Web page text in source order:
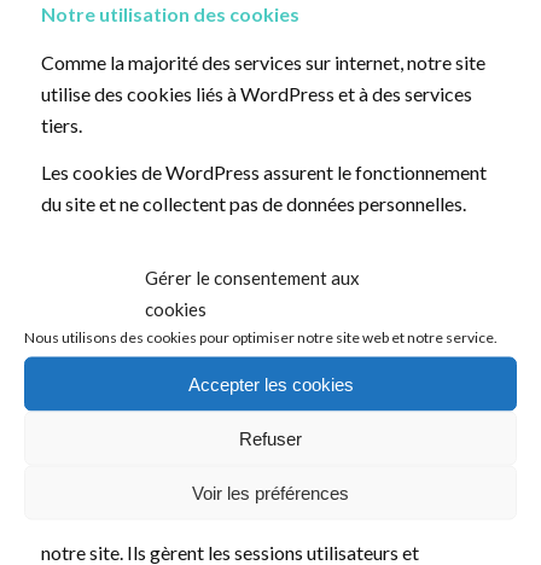
Gérer le consentement aux
cookies
Nous utilisons des cookies pour optimiser notre site web et notre service.
Accepter les cookies
Refuser
Voir les préférences
Notre utilisation des cookies
Comme la majorité des services sur internet, notre site
utilise des cookies liés à WordPress et à des services
tiers.
Les cookies de WordPress assurent le fonctionnement
du site et ne collectent pas de données personnelles.
mesurer la performance et les interactions, gérer la
publicité en fonction de votre profil et améliorer
l’expérience utilisateur.
Les types de cookies utilisés
: Certains cookies sont essentiels pour que
notre site. Ils gèrent les sessions utilisateurs et